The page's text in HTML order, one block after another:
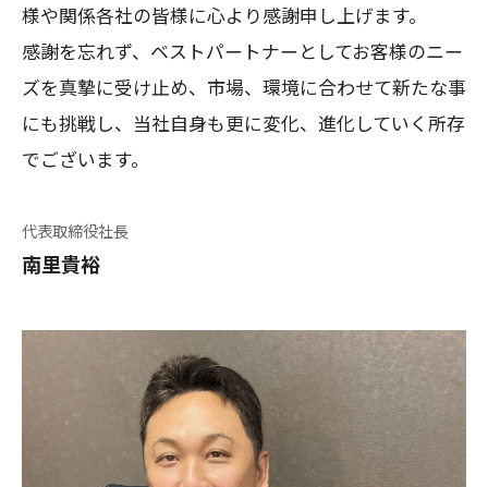
様や関係各社の皆様に心より感謝申し上げます。
感謝を忘れず、ベストパートナーとしてお客様のニー
ズを真摯に受け止め、市場、環境に合わせて新たな事
にも挑戦し、当社自身も更に変化、進化していく所存
でございます。
代表取締役社長
南里貴裕